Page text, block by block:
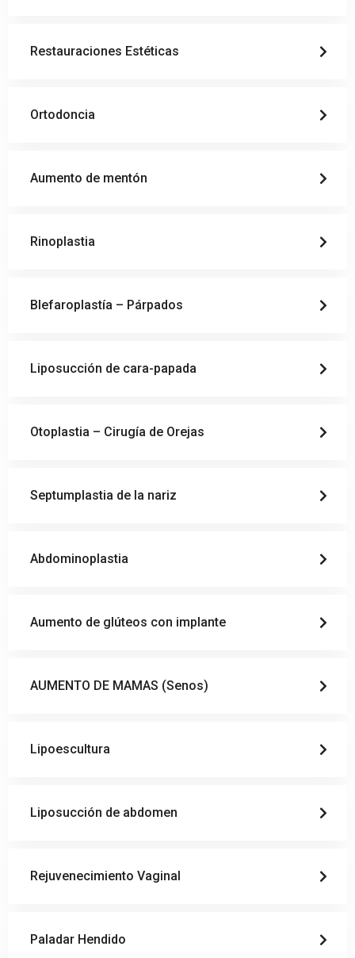
Restauraciones Estéticas
Ortodoncia
Aumento de mentón
Rinoplastia
Blefaroplastía – Párpados
Liposucción de cara-papada
Otoplastia – Cirugía de Orejas
Septumplastia de la nariz
Abdominoplastia
Aumento de glúteos con implante
AUMENTO DE MAMAS (Senos)
Lipoescultura
Liposucción de abdomen
Rejuvenecimiento Vaginal
Paladar Hendido